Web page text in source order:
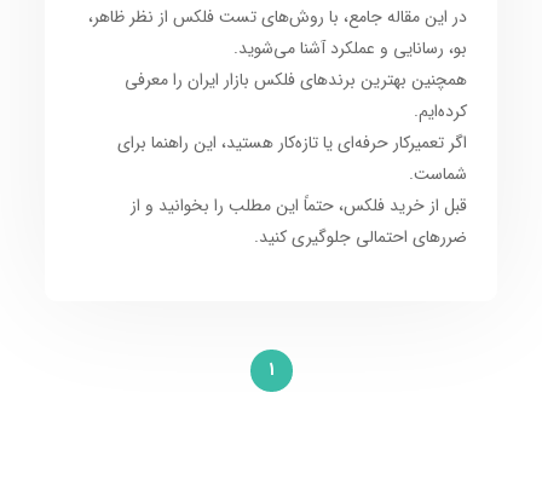
در این مقاله جامع، با روش‌های تست فلکس از نظر ظاهر،
بو، رسانایی و عملکرد آشنا می‌شوید.
همچنین بهترین برندهای فلکس بازار ایران را معرفی
کرده‌ایم.
اگر تعمیرکار حرفه‌ای یا تازه‌کار هستید، این راهنما برای
شماست.
قبل از خرید فلکس، حتماً این مطلب را بخوانید و از
ضررهای احتمالی جلوگیری کنید.
1